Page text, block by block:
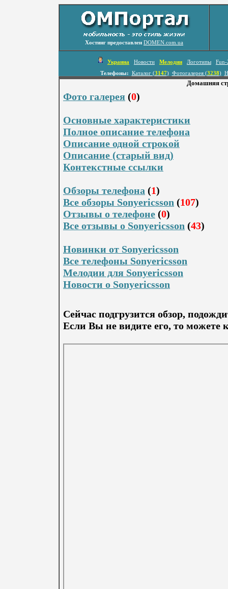
Хостинг предоставлен DOMEN.com.ua
Украина Новости Мелодии Логотипы
Fun-
Телефоны:
Каталог (3147) Фотогалерея (3238)
Домашняя
Фото галерея (0)
Основные характеристики
Полное описание телефона
Описание одной строкой
Описание (старый вид)
Контекстные ссылки
Обзоры телефона (1)
Все обзоры Sonyericsson (107)
Отзывы о телефоне (0)
Все отзывы о Sonyericsson (43)
Новинки от Sonyericsson
Все телефоны Sonyericsson
Мелодии для Sonyericsson
Новости о Sonyericsson
Сейчас подгрузится обзор,
Если Вы не видите его, то можете